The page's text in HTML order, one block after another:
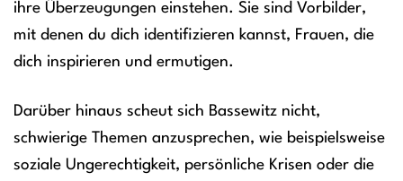
ihre Überzeugungen einstehen. Sie sind Vorbilder,
mit denen du dich identifizieren kannst, Frauen, die
dich inspirieren und ermutigen.
Darüber hinaus scheut sich Bassewitz nicht,
schwierige Themen anzusprechen, wie beispielsweise
soziale Ungerechtigkeit, persönliche Krisen oder die